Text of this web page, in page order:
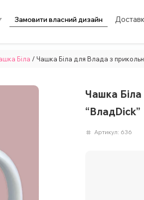
Замовити власний дизайн
Біла / Чашка Біла для Влада з
Чашка
“ВладDick”
Артикул: 636